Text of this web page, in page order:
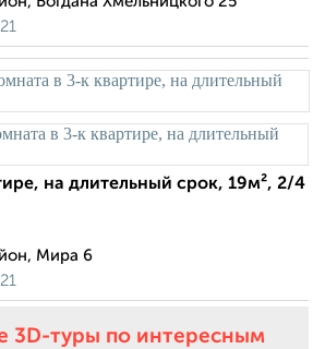
на длительный срок, 19м², 2/4
Мира 6
3D-туры по интересным